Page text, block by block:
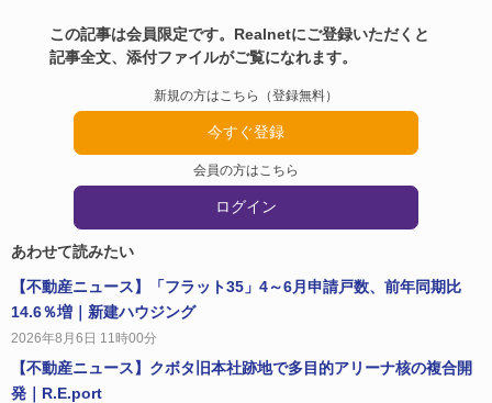
この記事は会員限定です。Realnetにご登録いただくと
記事全文、添付ファイルがご覧になれます。
新規の方はこちら（登録無料）
今すぐ登録
会員の方はこちら
ログイン
あわせて読みたい
【不動産ニュース】「フラット35」4～6月申請戸数、前年同期比
14.6％増｜新建ハウジング
2026年8月6日 11時00分
【不動産ニュース】クボタ旧本社跡地で多目的アリーナ核の複合開
発｜R.E.port